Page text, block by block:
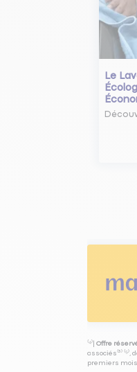
Le
⁽⁴⁾| Offre
associés⁽³⁾
premiers mois